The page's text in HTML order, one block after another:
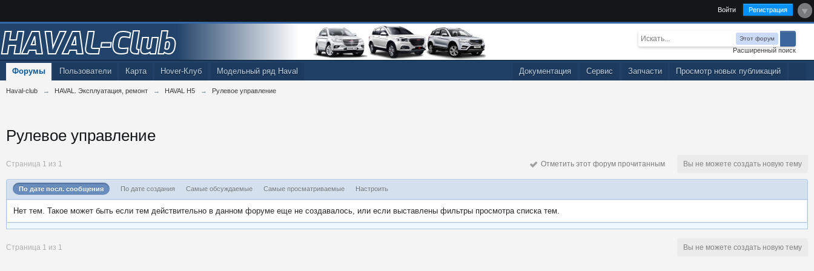
Войти Регистрация
HAVAL-Club Этот форум
Расширенный поиск
Просмотр новых публикаций
Карта Hover-Клуб Модельный ряд Haval Запчасти
Сервис
Документация
Форумы Пользователи
Haval-club → HAVAL. Эксплуатация, ремонт → HAVAL H5 → Рулевое управление
Рулевое управление
Страница 1 из 1 Вы не можете создать новую тему
Отметить этот форум прочитанным
По дате посл. сообщения По дате создания Самые обсуждаемые Самые просматриваемые Настроить
Нет тем. Такое может быть если тем действительно в данном форуме еще не создавалось, или если выставлены фильтры просмотра списка тем.
Страница 1 из 1 Вы не можете создать новую тему